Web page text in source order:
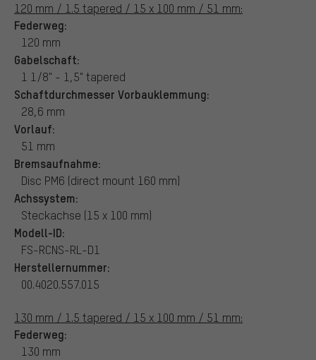
120 mm / 1.5 tapered / 15 x 100 mm / 51 mm:
Federweg:
120 mm
Gabelschaft:
1 1/8" - 1,5" tapered
Schaftdurchmesser Vorbauklemmung:
28,6 mm
Vorlauf:
51 mm
Bremsaufnahme:
Disc PM6 (direct mount 160 mm)
Achssystem:
Steckachse (15 x 100 mm)
Modell-ID:
FS-RCNS-RL-D1
Herstellernummer:
00.4020.557.015
130 mm / 1.5 tapered / 15 x 100 mm / 51 mm:
Federweg:
130 mm